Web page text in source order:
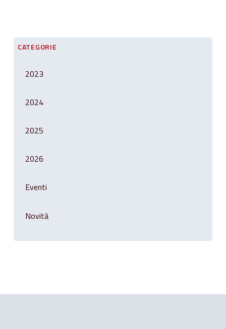
CATEGORIE
2023
2024
2025
2026
Eventi
Novità